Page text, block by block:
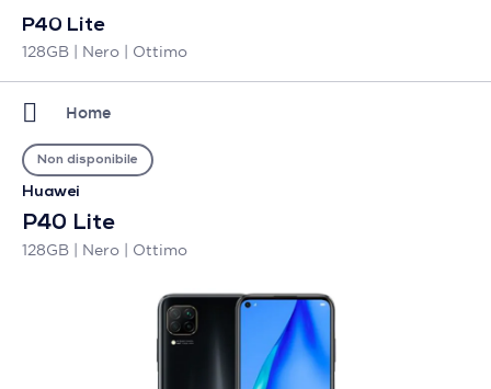
P40 Lite
128GB | Nero | Ottimo
Home
Huawei
P40 Lite
128GB | Nero | Ottimo
Non disponibile